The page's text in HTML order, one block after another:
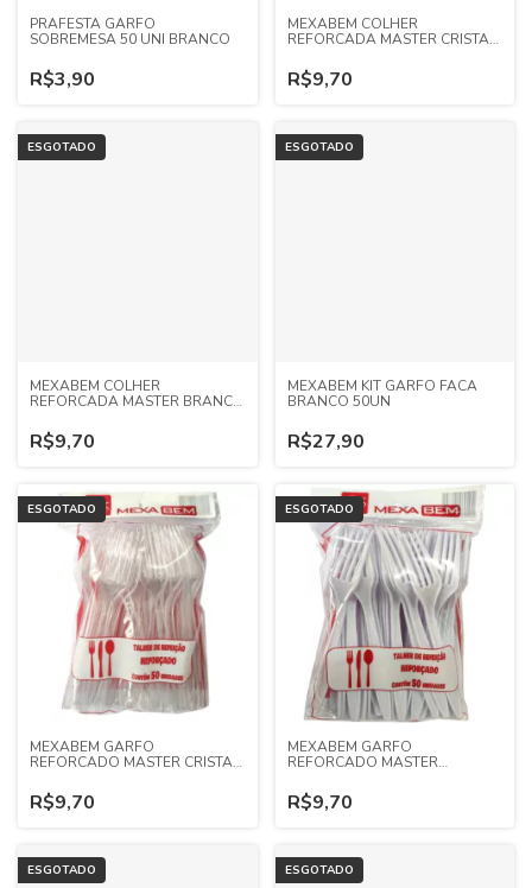
PRAFESTA GARFO
SOBREMESA 50 UNI BRANCO
R$3,90
MEXABEM COLHER
REFORCADA MASTER CRISTAL
R$9,70
ESGOTADO
MEXABEM COLHER
REFORCADA MASTER BRANCO
R$9,70
ESGOTADO
MEXABEM KIT GARFO FACA
BRANCO 50UN
R$27,90
ESGOTADO
MEXABEM GARFO
REFORCADO MASTER CRISTAL
R$9,70
ESGOTADO
MEXABEM GARFO
REFORCADO MASTER
R$9,70
ESGOTADO ESGOTADO